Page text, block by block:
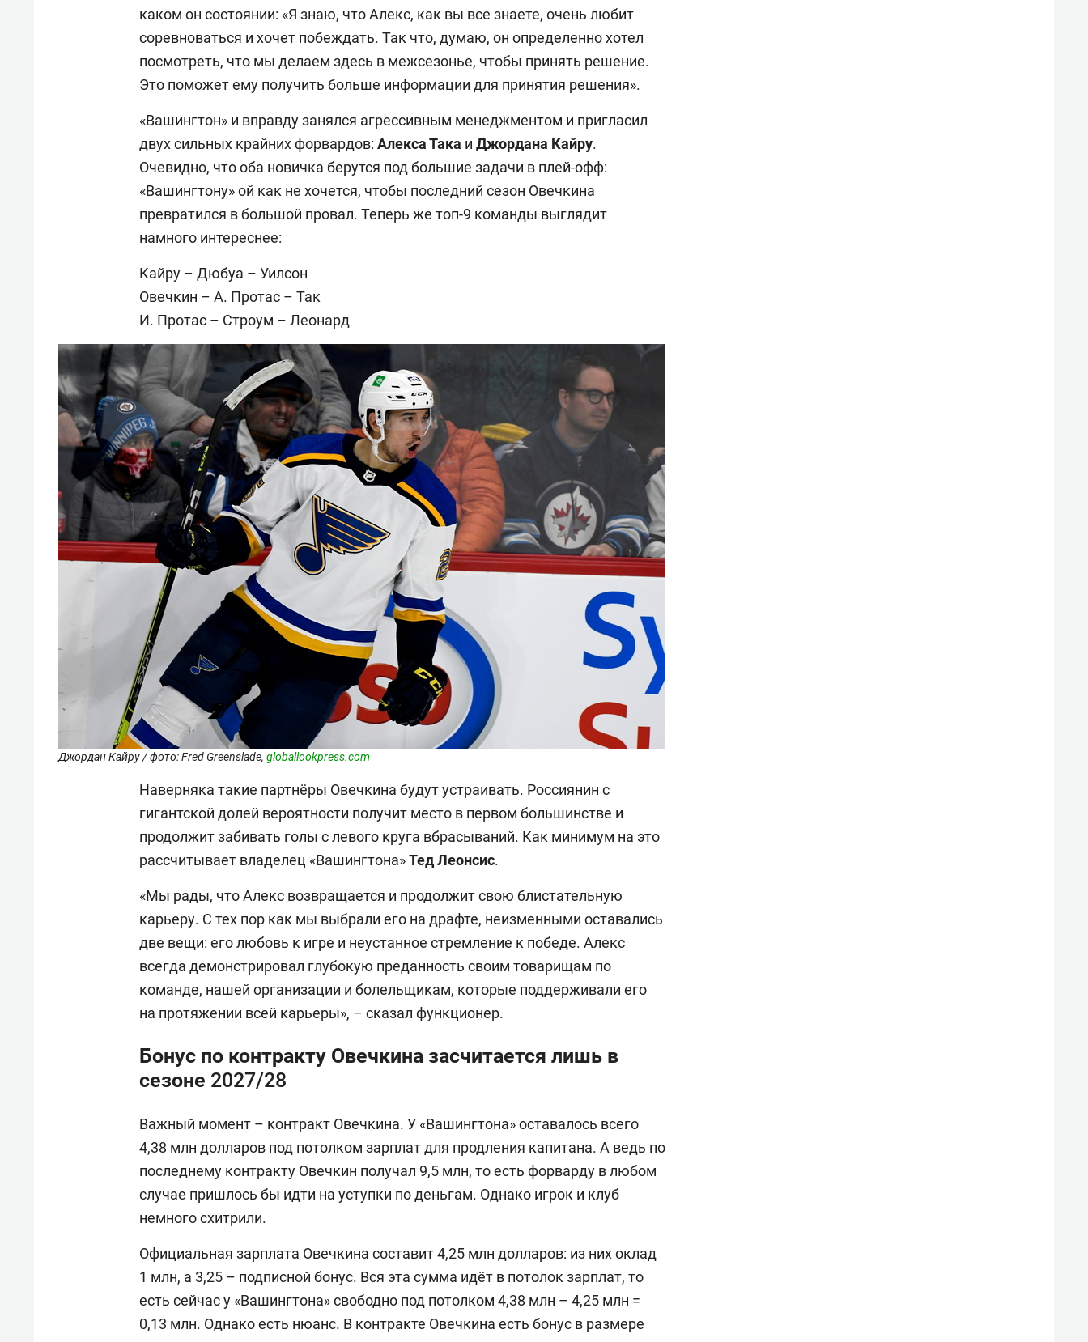
каком он состоянии: «Я знаю, что Алекс, как вы все знаете, очень любит
соревноваться и хочет побеждать. Так что, думаю, он определенно хотел
посмотреть, что мы делаем здесь в межсезонье, чтобы принять решение.
Это поможет ему получить больше информации для принятия решения».
«Вашингтон» и вправду занялся агрессивным менеджментом и пригласил
двух сильных крайних форвардов: Алекса Така и Джордана Кайру.
Очевидно, что оба новичка берутся под большие задачи в плей-офф:
«Вашингтону» ой как не хочется, чтобы последний сезон Овечкина
превратился в большой провал. Теперь же топ-9 команды выглядит
намного интереснее:
Кайру – Дюбуа – Уилсон
Овечкин – А. Протас – Так
И. Протас – Строум – Леонард
Джордан Кайру / фото: Fred Greenslade, globallookpress.com
Наверняка такие партнёры Овечкина будут устраивать. Россиянин с
гигантской долей вероятности получит место в первом большинстве и
продолжит забивать голы с левого круга вбрасываний. Как минимум на это
рассчитывает владелец «Вашингтона»Тед Леонсис.
«Мы рады, что Алекс возвращается и продолжит свою блистательную
карьеру. С тех пор как мы выбрали его на драфте, неизменными оставались
две вещи: его любовь к игре и неустанное стремление к победе. Алекс
всегда демонстрировал глубокую преданность своим товарищам по
команде, нашей организации и болельщикам, которые поддерживали его
на протяжении всей карьеры», – сказал функционер.
Бонус по контракту Овечкина засчитается лишь в
сезоне 2027/28
Важный момент – контракт Овечкина. У «Вашингтона» оставалось всего
4,38 млн долларов под потолком зарплат для продления капитана. А ведь по
последнему контракту Овечкин получал 9,5 млн, то есть форварду в любом
случае пришлось бы идти на уступки по деньгам. Однако игрок и клуб
немного схитрили.
Официальная зарплата Овечкина составит 4,25 млн долларов: из них оклад
1 млн, а 3,25 – подписной бонус. Вся эта сумма идёт в потолок зарплат, то
есть сейчас у «Вашингтона» свободно под потолком 4,38 млн – 4,25 млн =
0,13 млн. Однако есть нюанс. В контракте Овечкина есть бонус в размере